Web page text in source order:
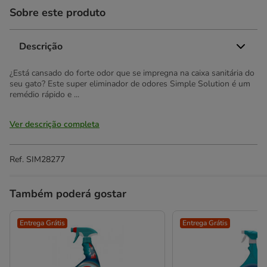
Sobre este produto
Descrição
¿Está cansado do forte odor que se impregna na caixa sanitária do
seu gato? Este super eliminador de odores Simple Solution é um
remédio rápido e ...
Ver descrição completa
Ref. SIM28277
Também poderá gostar
Entrega Grátis Entrega Grátis